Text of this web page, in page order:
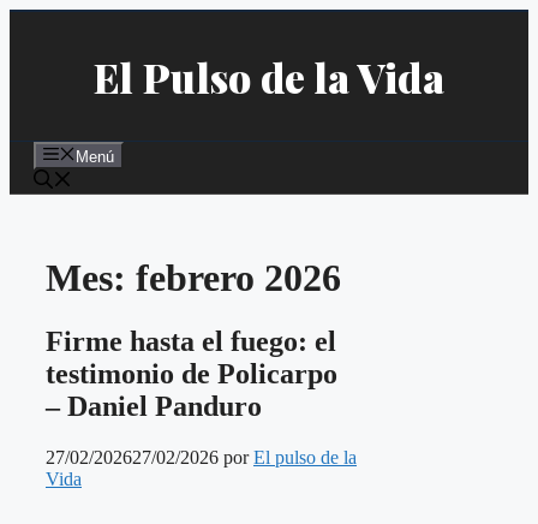
Saltar
El Pulso de la Vida
Menú
Mes: febrero 2026
Firme hasta el fuego: el
testimonio de Policarpo
– Daniel Panduro
27/02/202627/02/2026 porEl pulso de la
Vida